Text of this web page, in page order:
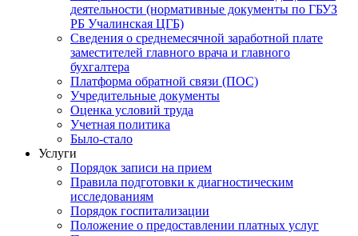
деятельности (нормативные документы по ГБУЗ
РБ Учалинская ЦГБ)
Сведения о среднемесячной заработной плате
заместителей главного врача и главного
бухгалтера
Платформа обратной связи (ПОС)
Учредительные документы
Оценка условий труда
Учетная политика
Было-стало
Услуги
Порядок записи на прием
Правила подготовки к диагностическим
исследованиям
Порядок госпитализации
Положение о предоставлении платных услуг